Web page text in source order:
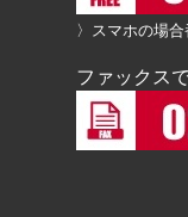
〉スマホの場
ファックス